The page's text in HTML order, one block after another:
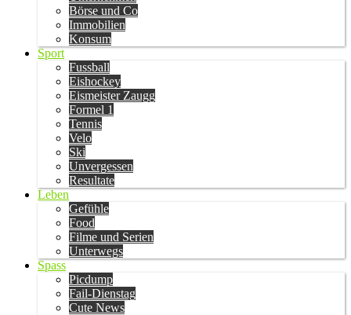
Börse und Co
Immobilien
Konsum
Sport
Fussball
Eishockey
Eismeister Zaugg
Formel 1
Tennis
Velo
Ski
Unvergessen
Resultate
Leben
Gefühle
Food
Filme und Serien
Unterwegs
Spass
Picdump
Fail-Dienstag
Cute News